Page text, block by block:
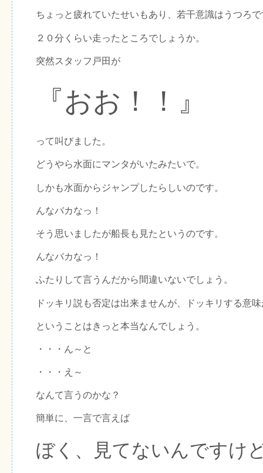
ちょっと疲れていたせいもあり、若干意識はうつろ
２０分くらい走ったところでしょうか。
突然スタッフ戸田が
『おお！！』
って叫びました。
どうやら水面にマンタがいたみたいで。
しかも水面からジャンプしたらしいのです。
んなバカなっ！
そう思いましたが船長も見たというのです。
んなバカなっ！
ふたりして言うんだから間違いないでしょう。
ドッキリ説も否定は出来ませんが、ドッキリする意
ということはきっと本当なんでしょう。
・・・ん～と
・・・え～
なんて言うのかな？
簡単に、一言で言えば
ぼく、見てないんですけ